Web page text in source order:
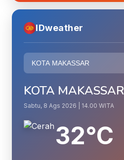
IDweather
KOTA MAKASSAR
Sabtu, 8 Ags 2026 | 14.00 WITA
32°C